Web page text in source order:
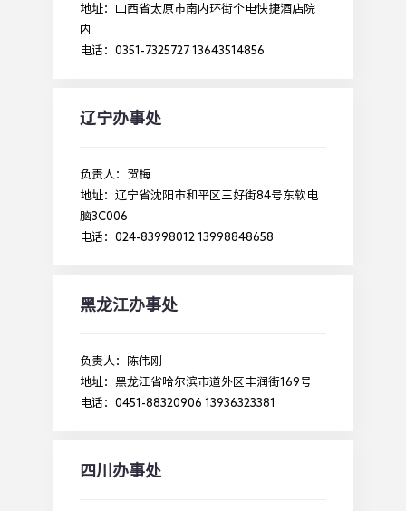
地址：山西省太原市南内环街个电快捷酒店院
内
电话：0351-7325727 13643514856
辽宁办事处
负责人：贺梅
地址：辽宁省沈阳市和平区三好街84号东软电
脑3C006
电话：024-83998012 13998848658
黑龙江办事处
负责人：陈伟刚
地址：黑龙江省哈尔滨市道外区丰润街169号
电话：0451-88320906 13936323381
四川办事处